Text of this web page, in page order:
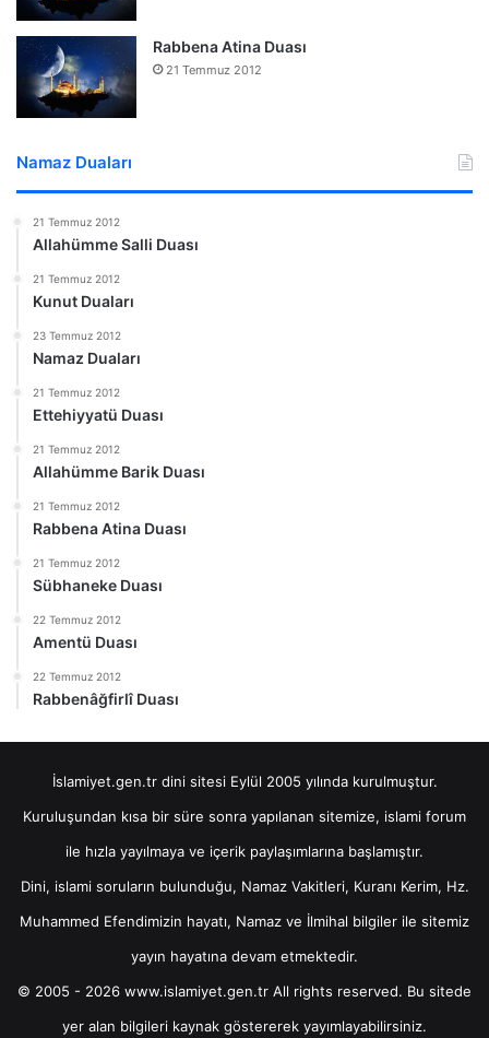
Rabbena Atina Duası
21 Temmuz 2012
Namaz Duaları
21 Temmuz 2012
Allahümme Salli Duası
21 Temmuz 2012
Kunut Duaları
23 Temmuz 2012
Namaz Duaları
21 Temmuz 2012
Ettehiyyatü Duası
21 Temmuz 2012
Allahümme Barik Duası
21 Temmuz 2012
Rabbena Atina Duası
21 Temmuz 2012
Sübhaneke Duası
22 Temmuz 2012
Amentü Duası
22 Temmuz 2012
Rabbenâğfirlî Duası
İslamiyet.gen.tr dini sitesi Eylül 2005 yılında kurulmuştur.
Kuruluşundan kısa bir süre sonra yapılanan sitemize, islami forum
ile hızla yayılmaya ve içerik paylaşımlarına başlamıştır.
Dini, islami soruların bulunduğu, Namaz Vakitleri, Kuranı Kerim, Hz.
Muhammed Efendimizin hayatı, Namaz ve İlmihal bilgiler ile sitemiz
yayın hayatına devam etmektedir.
© 2005 - 2026 www.islamiyet.gen.tr All rights reserved. Bu sitede
yer alan bilgileri kaynak göstererek yayımlayabilirsiniz.